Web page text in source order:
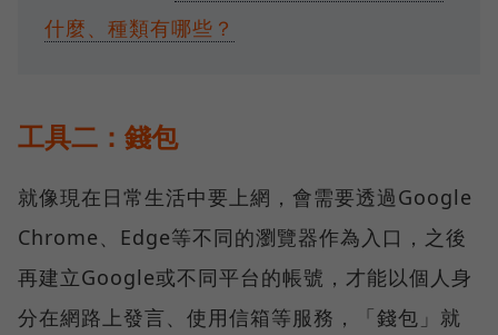
什麼、種類有哪些？
工具二：錢包
就像現在日常生活中要上網，會需要透過Google
Chrome、Edge等不同的瀏覽器作為入口，之後
再建立Google或不同平台的帳號，才能以個人身
分在網路上發言、使用信箱等服務，「錢包」就